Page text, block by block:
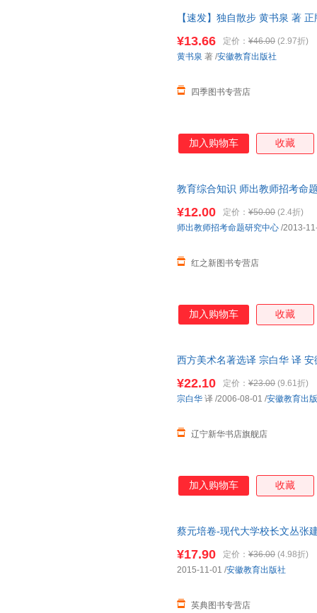
【速发】独自散步 黄书泉 著
¥13.66 定价： ¥46.00 (2.97折)
四季图书专营店
黄书泉 著 /安徽教育出版社
加入购物车 收藏
教育综合知识 师出教师招考命
¥12.00 定价： ¥50.00 (2.4折)
红之新图书专营店
师出教师招考命题研究中心 /2013-
加入购物车 收藏
西方美术名著选译 宗白华 译
¥22.10 定价： ¥23.00 (9.61折)
辽宁新华书店旗舰店
宗白华 译 /2006-08-01 /安徽教育出
加入购物车 收藏
蔡元培卷-现代大学校长文丛张
¥17.90 定价： ¥36.00 (4.98折)
英典图书专营店
2015-11-01 /安徽教育出版社